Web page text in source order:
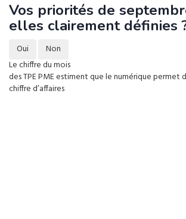
Vos priorités de
elles clairement définies
Oui
Non
Le chiffre du mois
des TPE PME estiment que le numérique permet
chiffre d’affaires